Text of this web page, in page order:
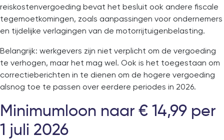
reiskostenvergoeding bevat het besluit ook andere fiscale
tegemoetkomingen, zoals aanpassingen voor ondernemers
en tijdelijke verlagingen van de motorrijtuigenbelasting.
Belangrijk: werkgevers zijn niet verplicht om de vergoeding
te verhogen, maar het mag wel. Ook is het toegestaan om
correctieberichten in te dienen om de hogere vergoeding
alsnog toe te passen over eerdere periodes in 2026.
Minimumloon naar € 14,99 per
1 juli 2026